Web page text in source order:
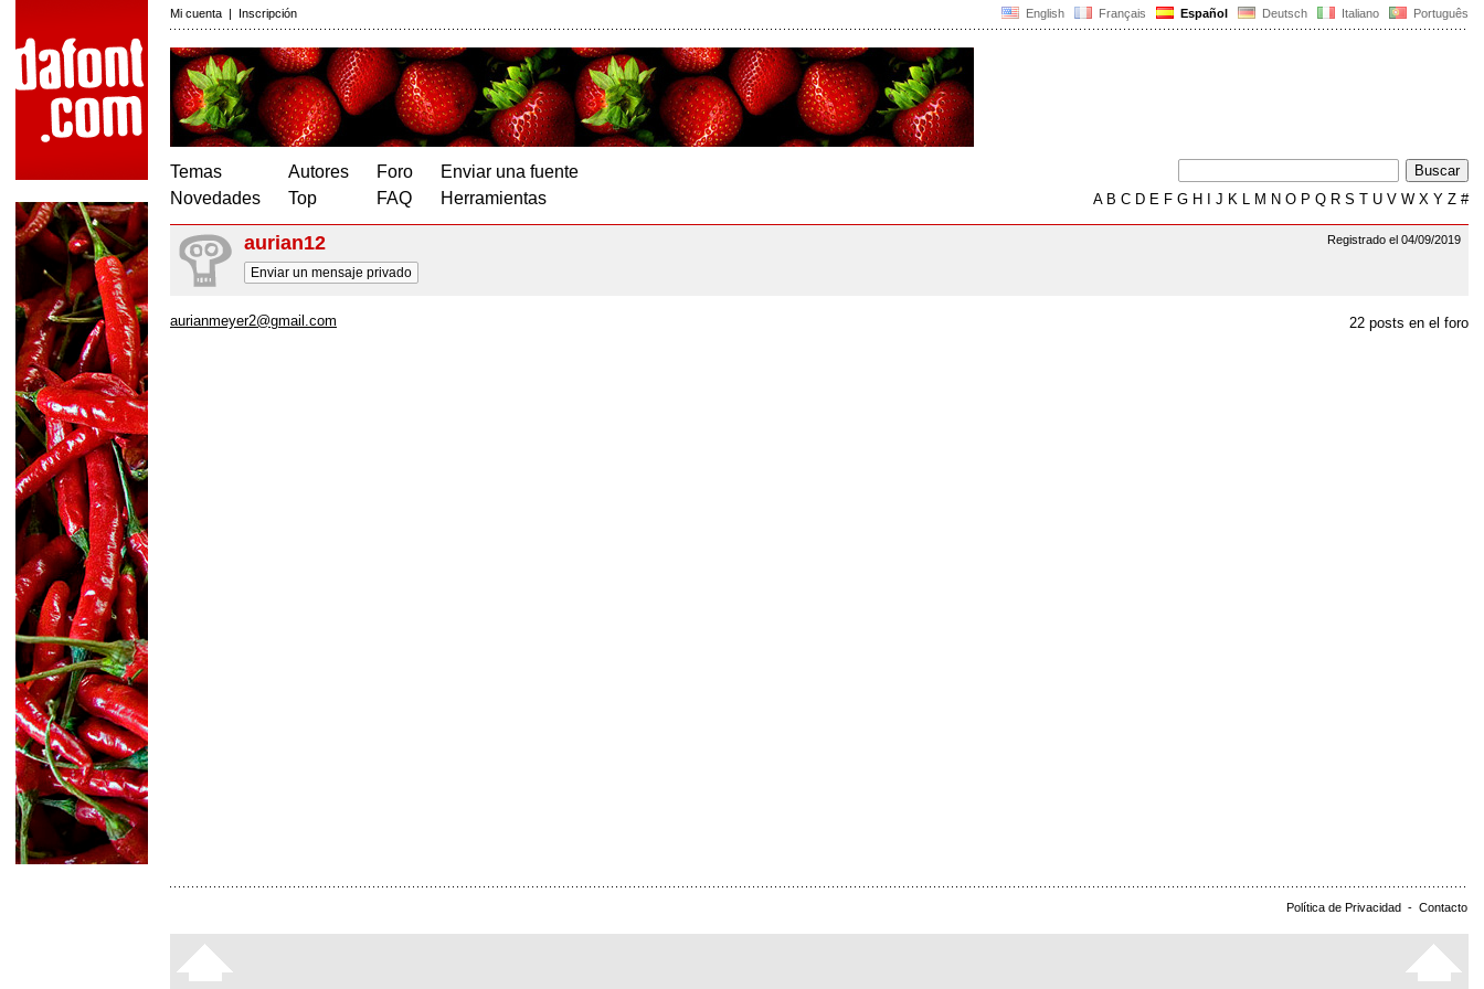
English Français Español Deutsch Italiano Português
Mi cuenta | Inscripción
Temas
Novedades
Autores
Top
Foro
FAQ
Enviar una fuente
Herramientas
AB C D E F G H J K L M N O P Q R S T U V W X Y Z #
Registrado el 04/09/2019
aurian12
Enviar un mensaje privado
22 posts en el foro
aurianmeyer2@gmail.com
Política de Privacidad - Contacto